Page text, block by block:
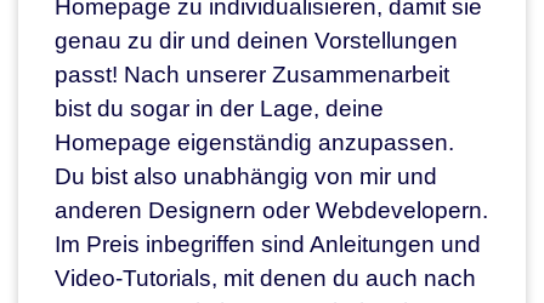
Homepage zu individualisieren, damit sie
genau zu dir und deinen Vorstellungen
passt! Nach unserer Zusammenarbeit
bist du sogar in der Lage, deine
Homepage eigenständig anzupassen.
Du bist also unabhängig von mir und
anderen Designern oder Webdevelopern.
Im Preis inbegriffen sind Anleitungen und
Video-Tutorials, mit denen du auch nach